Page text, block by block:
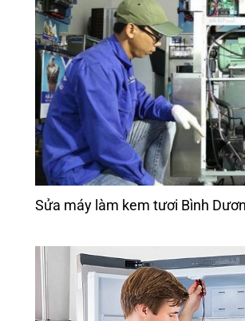
Sửa máy làm kem tươi Bình